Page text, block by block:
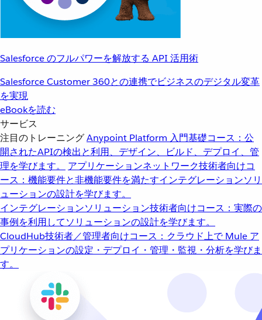
Salesforce のフルパワーを解放する API 活用術
Salesforce Customer 360との連携でビジネスのデジタル変革
を実現
eBookを読む
サービス
注目のトレーニングAnypoint Platform 入門基礎コース：公
開されたAPIの検出と利用、デザイン、ビルド、デプロイ、管
理を学びます。
アプリケーションネットワーク技術者向けコ
ース：機能要件と非機能要件を満たすインテグレーションソリ
ューションの設計を学びます。
インテグレーションソリューション技術者向けコース：実際の
事例を利用してソリューションの設計を学びます。
CloudHub技術者／管理者向けコース：クラウド上で Mule ア
プリケーションの設定・デプロイ・管理・監視・分析を学びま
す。